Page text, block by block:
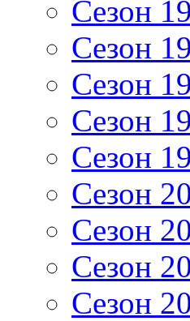
Сезон
Сезон
Сезон
Сезон
Сезон
Сезон
Сезон
Сезон
Сезон